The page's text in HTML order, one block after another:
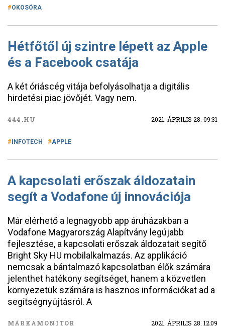
OKOSÓRA
Hétfőtől új szintre lépett az Apple
és a Facebook csatája
A két óriáscég vitája befolyásolhatja a digitális
hirdetési piac jövőjét. Vagy nem.
444.HU 2021. ÁPRILIS 28. 09:31
INFOTECH APPLE
A kapcsolati erőszak áldozatain
segít a Vodafone új innovációja
Már elérhető a legnagyobb app áruházakban a
Vodafone Magyarország Alapítvány legújabb
fejlesztése, a kapcsolati erőszak áldozatait segítő
Bright Sky HU mobilalkalmazás. Az applikáció
nemcsak a bántalmazó kapcsolatban élők számára
jelenthet hatékony segítséget, hanem a közvetlen
környezetük számára is hasznos információkat ad a
segítségnyújtásról. A
MÁRKAMONITOR 2021. ÁPRILIS 28. 12:09